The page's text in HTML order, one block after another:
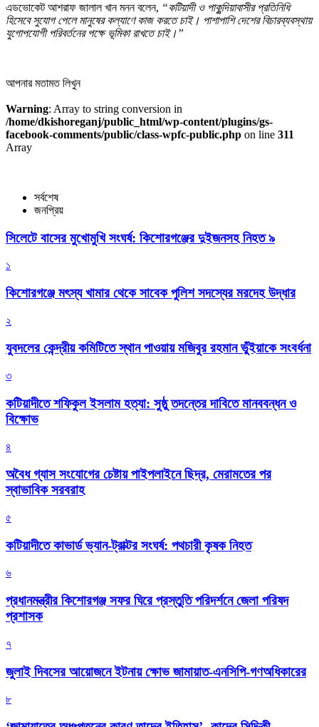
এডভোকেট আশরাফ জালাল খান মনন বলেন, “কটিয়াদী ও পাকুন্দিয়াবাসীর প্রতিনিধি
হিসেবে সুযোগ পেলে মানুষের কল্যাণে কাজ করতে চাই। পাশাপাশি দেশের বিচারব্যবস্থায়
যুগোপযোগী পরিবর্তনের পক্ষে ভূমিকা রাখতে চাই।”
আপনার মতামত লিখুন
Warning: Array to string conversion in
/home/dkishoreganj/public_html/wp-content/plugins/gs-
facebook-comments/public/class-wpfc-public.php on line 311
Array
সর্বশেষ
জনপ্রিয়
সিলেটে বাসের মুখোমুখি সংঘর্ষ: কিশোরগঞ্জের দুইজনসহ নিহত ৯
১
কিশোরগঞ্জে মৎস্য খামার থেকে সাবেক পুলিশ সদস্যের মরদেহ উদ্ধার
২
যুবদলের কেন্দ্রীয় কমিটিতে স্থান পাওয়ায় মজিবুর রহমান ভুঁইয়াকে সংবর্ধনা
৩
কটিয়াদীতে শফিকুল ইসলাম হত্যা: সুষ্ঠু তদন্তের দাবিতে মানববন্ধন ও
বিক্ষোভ
৪
অবৈধ গ্যাস সংযোগের চেষ্টায় পাইপলাইনে ছিদ্র, মেরামতের পর
স্বাভাবিক সরবরাহ
৫
কটিয়াদীতে কাভার্ড ভ্যান-ট্রাক্টর সংঘর্ষ: পথচারী কৃষক নিহত
৬
প্রধানমন্ত্রীর কিশোরগঞ্জ সফর ঘিরে প্রস্তুতি পরিদর্শনে জেলা পরিষদ
প্রশাসক
৭
জুলাই দিবসের আয়োজনে ইটনায় ক্ষোভ জামায়াত-এনসিপি-গণঅধিকারের
৮